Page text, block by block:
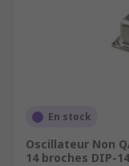
En stock
Oscillateur Non
14 broches DIP-